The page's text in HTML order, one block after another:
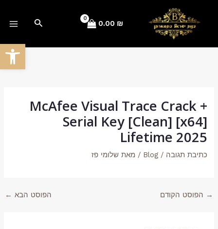
פתח
0.00 ₪ חיפוש
McAfee Visual Trace Crack +
Serial Key [Clean] [x64]
Lifetime 2025
כתיבת תגובה /
Blog / מאתשלומי פז
navigation
→ הפוסט הקודם הפוסט הבא ←